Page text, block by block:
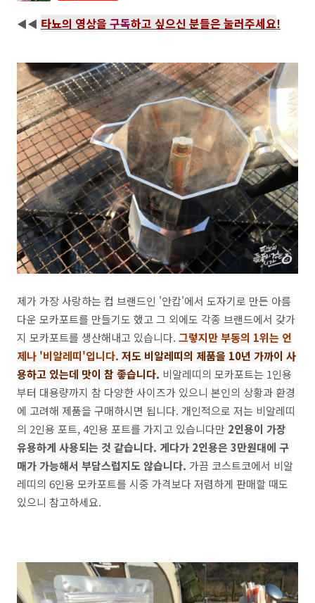
◀◀ 타뇨의 영상을 구독하고 싶으신 분들은 눌러주세요!
제가 가장 사랑하는 컵 브랜드인 '안캅'에서 도자기로 만든 아름
다운 모카포트를 만들기도 했고 그 외에도 각종 브랜드에서 갖가
지 모카포트를 생산해내고 있습니다. 그렇지만 부동의 1위는 언
제나 '비알레띠'입니다. 저도 비알레띠의 제품을 10년 가까이 사
용하고 있는데 맛이 참 좋습니다. 비알레띠의 모카포트는 1인용
부터 대용량까지 참 다양한 사이즈가 있으니 본인의 상황과 환경
에 고려해 제품을 구매하시면 됩니다. 개인적으로 저는 비알레띠
의 2인용 포트, 4인용 포트를 가지고 있습니다만 2인용이 가장
유용하게 사용되는 것 같습니다. 게다가 2인용은 3만원대에 구
매가 가능해서 부담스럽지도 않습니다. 가끔 코스트코에서 비알
레띠의 6인용 모카포트를 시중 가격보다 저렴하게 판매할 때도
있으니 참고하세요.